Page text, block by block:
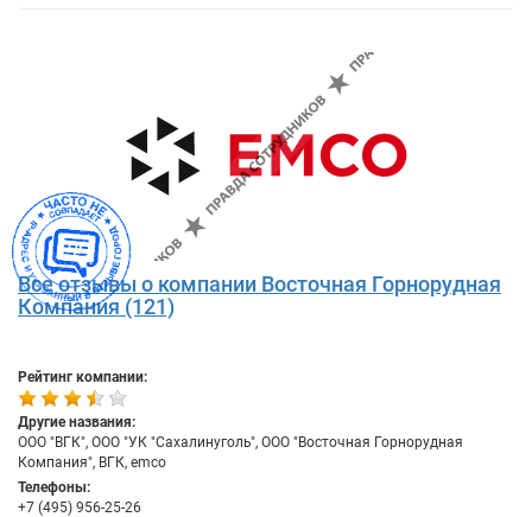
Все отзывы о компании Восточная Горнорудная
Компания (121)
Рейтинг компании:
Другие названия:
ООО "ВГК", ООО "УК "Сахалинуголь", ООО "Восточная Горнорудная
Компания", ВГК, emco
Телефоны:
+7 (495) 956-25-26